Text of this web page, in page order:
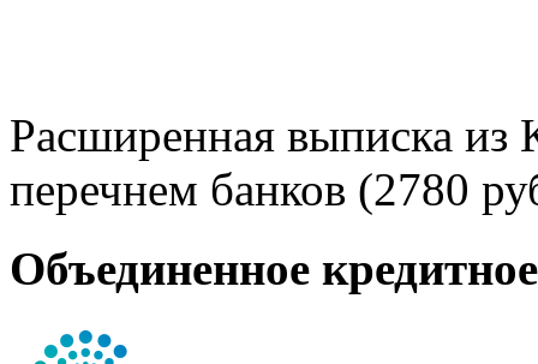
Расширенная выписка из
перечнем банков (2780
Объединенное